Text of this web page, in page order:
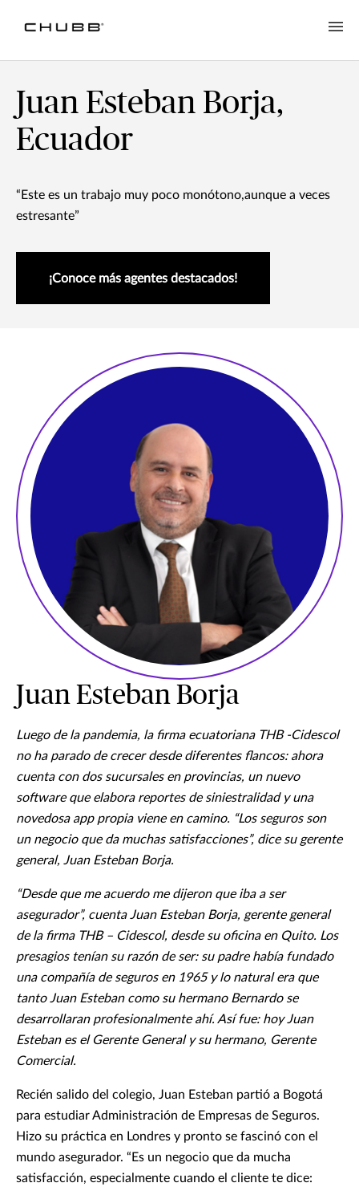
Juan Esteban Borja,
Ecuador
“Este es un trabajo muy poco monótono,aunque a veces
estresante”
¡Conoce más agentes destacados!
Juan Esteban Borja
Luego de la pandemia, la firma ecuatoriana THB -Cidescol
no ha parado de crecer desde diferentes flancos: ahora
cuenta con dos sucursales en provincias, un nuevo
software que elabora reportes de siniestralidad y una
novedosa app propia viene en camino. “Los seguros son
un negocio que da muchas satisfacciones”, dice su gerente
general, Juan Esteban Borja.
“Desde que me acuerdo me dijeron que iba a ser
asegurador”, cuenta Juan Esteban Borja, gerente general
de la firma THB – Cidescol, desde su oficina en Quito. Los
presagios tenían su razón de ser: su padre había fundado
una compañía de seguros en 1965 y lo natural era que
tanto Juan Esteban como su hermano Bernardo se
desarrollaran profesionalmente ahí. Así fue: hoy Juan
Esteban es el Gerente General y su hermano, Gerente
Comercial.
Recién salido del colegio, Juan Esteban partió a Bogotá
para estudiar Administración de Empresas de Seguros.
Hizo su práctica en Londres y pronto se fascinó con el
mundo asegurador. “Es un negocio que da mucha
satisfacción, especialmente cuando el cliente te dice: